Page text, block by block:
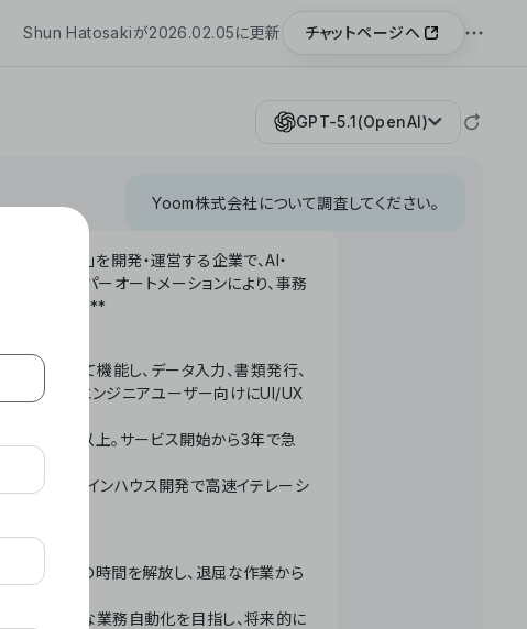
Shun Hatosakiが2026.02.05に更新 チャットページへ
GPT-5.1(OpenAI)
Yoom株式会社について調査してください。
「Yoom」を開発・運営する企業で、AI・
せたハイパーオートメーションにより、事務
しています。**
ースとして機能し、データ入力、書類発行、
自動化。非エンジニアユーザー向けにUI/UX
率300%以上。サービス開始から3年で急
ムで完結。インハウス開発で高速イテレーシ
ーで人々の時間を解放し、退屈な作業から
– 世界的な業務自動化を目指し、将来的に